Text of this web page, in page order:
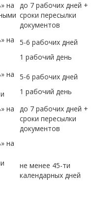
на
до 7 рабочих дней +
сроки пересылки
документов
на
5-6 рабочих дней
1 рабочий день
на
5-6 рабочих дней
1 рабочий день
на
до 7 рабочих дней +
сроки пересылки
документов
на
не менее 45-ти
календарных дней